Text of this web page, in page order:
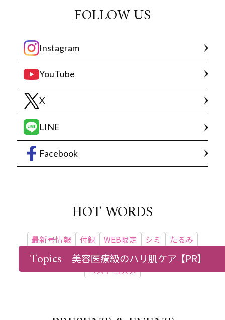
FOLLOW US
Instagram
YouTube
X
LINE
Facebook
HOT WORDS
最新号情報 付録 WEB限定 シミ
たるみ
美容医療
ダイエット 更年期
インタビュー
ベストコスメ
Topics 美容医療級のハリ肌ケア【PR】